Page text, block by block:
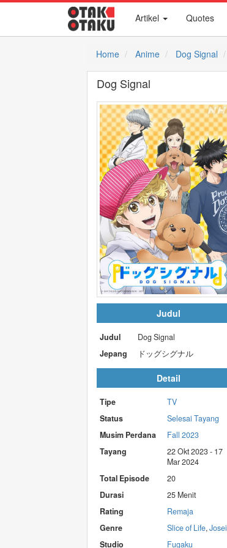
Artikel Quotes
Home Anime Dog Signal
Dog Signal
Judul
Judul
Dog Signal
Jepang
ドッグシグナル
Detail
Tipe
TV
Status
Selesai Tayang
Musim Perdana
Fall 2023
Tayang
22 Okt 2023 - 17
Mar 2024
Total Episode
20
Durasi
25 Menit
Rating
Remaja
Genre
Slice of Life,Josei
Studio
Fugaku